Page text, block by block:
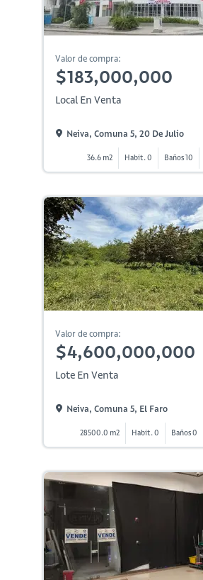
Valor de compra:
$183,000,000
Local En Venta
Neiva, Comuna 5, 20 De Julio
36.6 m2 Habit. 0 Baños 10
Valor de compra:
$4,600,000,000
Lote En Venta
Neiva, Comuna 5, El Faro
28500.0 m2 Habit. 0 Baños 0